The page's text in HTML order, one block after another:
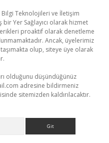
Bilgi Teknolojileri ve İletişim
bir Yer Sağlayıcı olarak hizmet
proaktif olarak denetleme
Ancak, üyelerimiz
olup, siteye üye olarak
olduğunu düşündüğünüz
adresine bildirmeniz
sitemizden kaldırılacaktır.